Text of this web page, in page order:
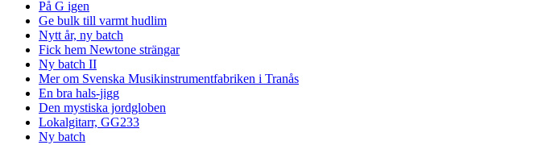
På G igen
Ge bulk till varmt hudlim
Nytt år, ny batch
Fick hem Newtone strängar
Ny batch II
Mer om Svenska Musikinstrumentfabriken i Tranås
En bra hals-jigg
Den mystiska jordgloben
Lokalgitarr, GG233
Ny batch